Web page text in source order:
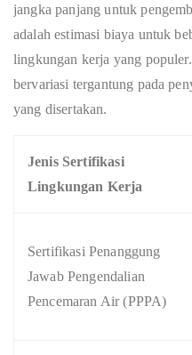
jangka panjang untuk
adalah estimasi biaya untuk
lingkungan kerja yang
bervariasi tergantung pada
yang disertakan.
Jenis Sertifikasi
Lingkungan Kerja
Sertifikasi Penanggung
Jawab Pengendalian
Pencemaran Air (PPPA)